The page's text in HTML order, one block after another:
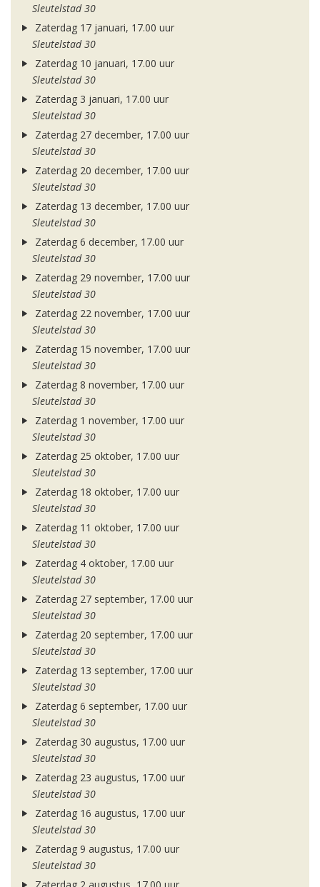
Sleutelstad 30
Zaterdag 17 januari, 17.00 uur
Sleutelstad 30
Zaterdag 10 januari, 17.00 uur
Sleutelstad 30
Zaterdag 3 januari, 17.00 uur
Sleutelstad 30
Zaterdag 27 december, 17.00 uur
Sleutelstad 30
Zaterdag 20 december, 17.00 uur
Sleutelstad 30
Zaterdag 13 december, 17.00 uur
Sleutelstad 30
Zaterdag 6 december, 17.00 uur
Sleutelstad 30
Zaterdag 29 november, 17.00 uur
Sleutelstad 30
Zaterdag 22 november, 17.00 uur
Sleutelstad 30
Zaterdag 15 november, 17.00 uur
Sleutelstad 30
Zaterdag 8 november, 17.00 uur
Sleutelstad 30
Zaterdag 1 november, 17.00 uur
Sleutelstad 30
Zaterdag 25 oktober, 17.00 uur
Sleutelstad 30
Zaterdag 18 oktober, 17.00 uur
Sleutelstad 30
Zaterdag 11 oktober, 17.00 uur
Sleutelstad 30
Zaterdag 4 oktober, 17.00 uur
Sleutelstad 30
Zaterdag 27 september, 17.00 uur
Sleutelstad 30
Zaterdag 20 september, 17.00 uur
Sleutelstad 30
Zaterdag 13 september, 17.00 uur
Sleutelstad 30
Zaterdag 6 september, 17.00 uur
Sleutelstad 30
Zaterdag 30 augustus, 17.00 uur
Sleutelstad 30
Zaterdag 23 augustus, 17.00 uur
Sleutelstad 30
Zaterdag 16 augustus, 17.00 uur
Sleutelstad 30
Zaterdag 9 augustus, 17.00 uur
Sleutelstad 30